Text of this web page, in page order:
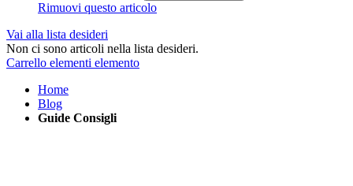
Rimuovi questo articolo
Vai alla lista desideri
Non ci sono articoli nella lista desideri.
Carrello elementi elemento
Home
Blog
Guide Consigli